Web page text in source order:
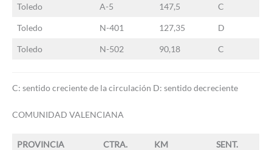
Toledo A-5 147,5 C
Toledo N-401 127,35 D
Toledo N-502 90,18 C
C: sentido creciente de la circulación D: sentido decreciente
COMUNIDAD VALENCIANA
PROVINCIA CTRA. KM SENT.